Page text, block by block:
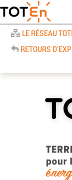
LE RÉSEAU
RETOURS